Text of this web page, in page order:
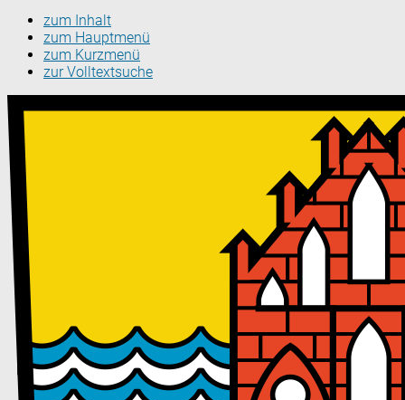
zum Inhalt
zum Hauptmenü
zum Kurzmenü
zur Volltextsuche